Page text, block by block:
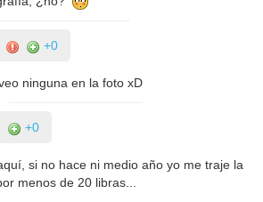
+0
ninguna en la foto xD
+0
si no hace ni medio año yo me traje la
menos de 20 libras...